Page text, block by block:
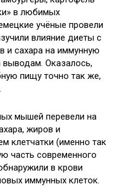
в любимых
учёные провели
влияние диеты с
сахара на иммунную
Оказалось,
пищу точно так же,
мышей перевели на
жиров и
клетчатки (именно так
часть современного
в крови
иммунных клеток.